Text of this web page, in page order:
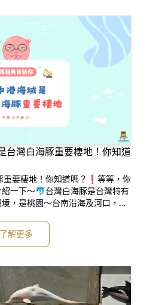
台灣白海豚重要棲地！你知道
要棲地！你知道嗎？❗️等等，你
一下～🐬台灣白海豚是台灣特有
，是桃園～台南沿海及河口，水
5公里。📑據研究，有八成以上
海域被目擊，並且觀察到他們覓
台中港海域的空間及環境品質對
目前台灣白海豚的族群量少於50
了解更多